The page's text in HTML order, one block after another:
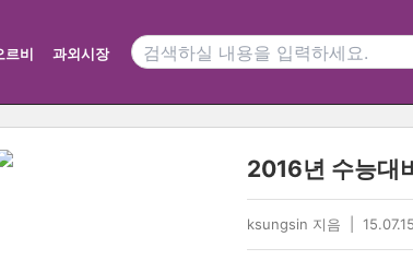
르비 과외시장
ksungsin 지음 |